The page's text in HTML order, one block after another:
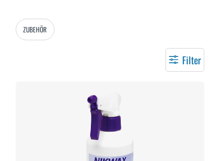
ZUBEHÖR
Filter